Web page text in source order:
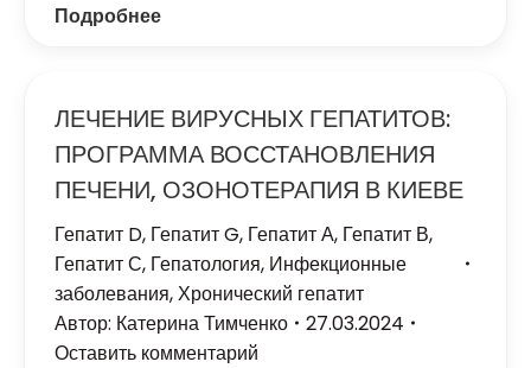
Подробнее
ЛЕЧЕНИЕ ВИРУСНЫХ ГЕПАТИТОВ:
ПРОГРАММА ВОССТАНОВЛЕНИЯ
ПЕЧЕНИ, ОЗОНОТЕРАПИЯ В КИЕВЕ
Гепатит D, Гепатит G, Гепатит А, Гепатит В,
Гепатит С, Гепатология, Инфекционные
заболевания,Хронический гепатит
Автор: Катерина Тимченко
27.03.2024
Оставить комментарий